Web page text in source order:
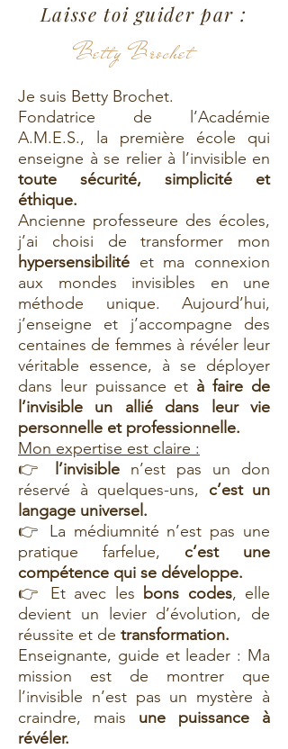
Laisse toi guider par :
Betty Brochet
Je suis Betty Brochet.
Fondatrice de l’Académie
A.M.E.S., la première école qui
enseigne à se relier à l’invisible en
toute sécurité, simplicité et
éthique.
Ancienne professeure des écoles,
j’ai choisi de transformer mon
hypersensibilité et ma connexion
aux mondes invisibles en une
méthode unique. Aujourd’hui,
j’enseigne et j’accompagne des
centaines de femmes à révéler leur
véritable essence, à se déployer
dans leur puissance et à faire de
l’invisible un allié dans leur vie
personnelle et professionnelle.
Mon expertise est claire :
👉
l’invisible n’est pas un don
réservé à quelques-uns, c’est un
langage universel.
👉 La médiumnité n’est pas une
pratique farfelue, c’est une
compétence qui se développe.
👉 Et avec les bons codes, elle
devient un levier d’évolution, de
réussite et de transformation.
Enseignante, guide et leader : Ma
mission est de montrer que
l’invisible n’est pas un mystère à
craindre, mais une puissance à
révéler.